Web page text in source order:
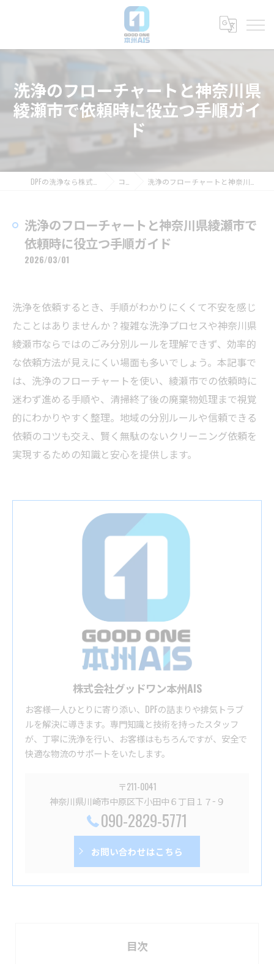
洗浄のフローチャートと神奈川県
綾瀬市で依頼時に役立つ手順ガイ
ド
コラム 洗浄のフローチャートと神奈川県綾瀬市で依頼時に役立つ手順ガイド
洗浄のフローチャートと神奈川県綾瀬市で
依頼時に役立つ手順ガイド
2026/03/01
洗浄を依頼するとき、手順がわかりにくくて不安を感じ
たことはありませんか？複雑な洗浄プロセスや神奈川県
綾瀬市ならではのごみ分別ルールを理解できず、効率的
な依頼方法が見えにくい場面も多いでしょう。本記事で
は、洗浄のフローチャートを使い、綾瀬市での依頼時に
迷わず進める手順や、清掃終了後の廃棄物処理まで視覚
的にわかりやすく整理。地域の分別ルールや信頼できる
依頼のコツも交え、賢く無駄のないクリーニング依頼を
実現するための知識と安心を提供します。
株式会社グッドワン本州AIS
お客様一人ひとりに寄り添い、DPFの詰まりや排気トラブ
ルを解決に導きます。専門知識と技術を持ったスタッフ
が、丁寧に洗浄を行い、お客様はもちろんですが、安全で
快適な物流のサポートをいたします。
〒211-0041
神奈川県川崎市中原区下小田中６丁目１７−９
090-2829-5771
お問い合わせはこちら
目次